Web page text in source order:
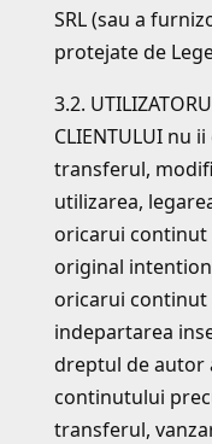
SRL (sau a
protejate de
3.2.
CLIENTULUI nu
transferul,
utilizarea,
oricarui continut
original
oricarui continut
indepartarea
dreptul de autor
continutului
transferul,